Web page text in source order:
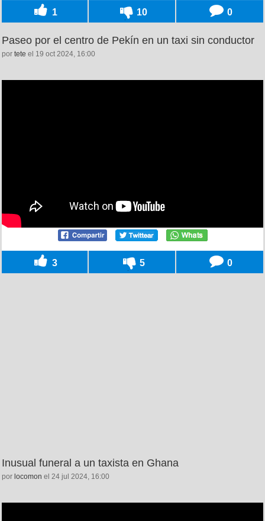
1 10 0
Paseo por el centro de Pekín en un taxi sin conductor
por tete el 19 oct 2024, 16:00
3 5 0
Inusual funeral a un taxista en Ghana
por locomon el 24 jul 2024, 16:00